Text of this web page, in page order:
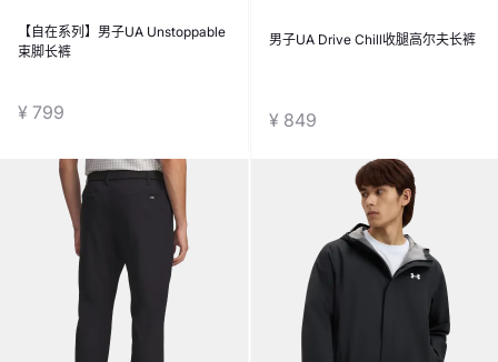
【自在系列】男子UA Unstoppable
束脚长裤
¥ 799
男子UA Drive Chill收腿高尔夫长裤
¥ 849